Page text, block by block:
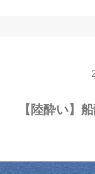
【陸酔い】